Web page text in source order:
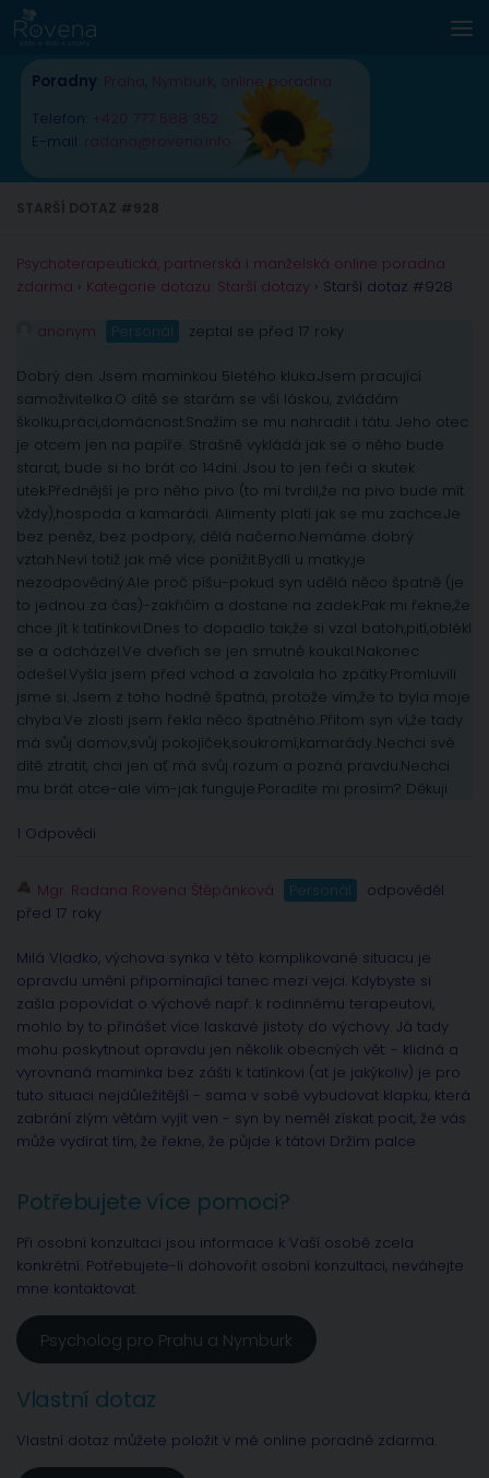
Skip to content
Poradny Praha Nymburk online poradna
Telefon: +420 777 588 352
E-mail: radana@rovena.info
Psychoterapeutická, partnerská i manželská online poradna
zdarma › Kategorie dotazu: Starší dotazy › Starší dotaz #928
anonym Personál zeptal se před 17 roky
Dobrý den. Jsem maminkou 5letého kluka.Jsem pracující
samoživitelka.O dítě se starám se vší láskou, zvládám
školku,práci,domácnost.Snažím se mu nahradit i tátu. Jeho otec
je otcem jen na papíře. Strašně vykládá jak se o něho bude
starat, bude si ho brát co 14dní. Jsou to jen řeči a skutek
utek.Přednější je pro něho pivo (to mi tvrdil,že na pivo bude mít
vždy),hospoda a kamarádi. Alimenty platí jak se mu zachce.Je
bez peněz, bez podpory, dělá načerno.Nemáme dobrý
vztah.Neví totiž jak mě více ponížit.Bydlí u matky,je
nezodpovědný.Ale proč píšu-pokud syn udělá něco špatně (je
to jednou za čas)-zakřičím a dostane na zadek.Pak mi řekne,že
chce jít k tatínkovi.Dnes to dopadlo tak,že si vzal batoh,pití,oblékl
se a odcházel.Ve dveřích se jen smutně koukal.Nakonec
odešel.Vyšla jsem před vchod a zavolala ho zpátky.Promluvili
jsme si. Jsem z toho hodně špatná, protože vím,že to byla moje
chyba.Ve zlosti jsem řekla něco špatného..Přitom syn ví,že tady
má svůj domov,svůj pokojíček,soukromí,kamarády..Nechci své
dítě ztratit, chci jen ať má svůj rozum a pozná pravdu.Nechci
mu brát otce-ale vím-jak funguje.Poradíte mi prosím? Děkuji
1 Odpovědi
Mgr. Radana Rovena Štěpánková Personál
odpověděl
před 17 roky
Milá Vladko, výchova synka v této komplikované situacu je
opravdu umění připomínající tanec mezi vejci. Kdybyste si
zašla popovídat o výchově např. k rodinnému terapeutovi,
mohlo by to přinášet více laskavé jistoty do výchovy. Já tady
mohu poskytnout opravdu jen několik obecných vět: - klidná a
vyrovnaná maminka bez zášti k tatínkovi (at je jakýkoliv) je pro
tuto situaci nejdůležitější - sama v sobě vybudovat klapku, která
zabrání zlým větám vyjít ven - syn by neměl získat pocit, že vás
může vydírat tím, že řekne, že půjde k tátovi Držím palce
Potřebujete více pomoci?
Při osobní konzultaci jsou informace k Vaší osobě zcela
konkrétní. Potřebujete-li dohovořit osobní konzultaci, neváhejte
mne kontaktovat.
Psycholog pro Prahu a Nymburk
Vlastní dotaz
Vlastní dotaz můžete položit v mé online poradně zdarma.